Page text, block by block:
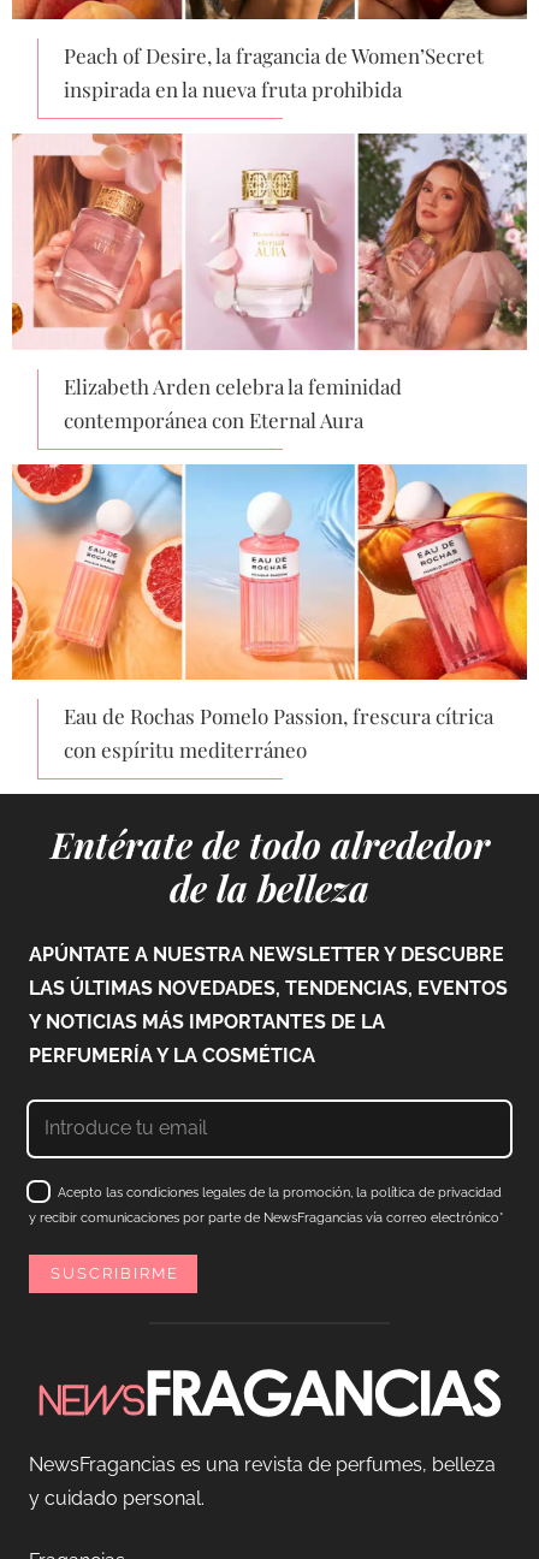
Peach of Desire, la fragancia de Women’Secret
inspirada en la nueva fruta prohibida
Elizabeth Arden celebra la feminidad
contemporánea con Eternal Aura
Eau de Rochas Pomelo Passion, frescura cítrica
con espíritu mediterráneo
Entérate de todo alrededor
de la belleza
APÚNTATE A NUESTRA NEWSLETTER Y DESCUBRE
LAS ÚLTIMAS NOVEDADES, TENDENCIAS, EVENTOS
Y NOTICIAS MÁS IMPORTANTES DE LA
PERFUMERÍA Y LA COSMÉTICA
Acepto las condiciones legales de la promoción, la política de privacidad
y recibir comunicaciones por parte de NewsFragancias vía correo electrónico*
NewsFragancias es una revista de perfumes, belleza
y cuidado personal.